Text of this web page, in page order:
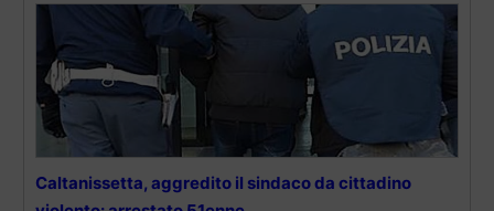
Caltanissetta, aggredito il sindaco da cittadino